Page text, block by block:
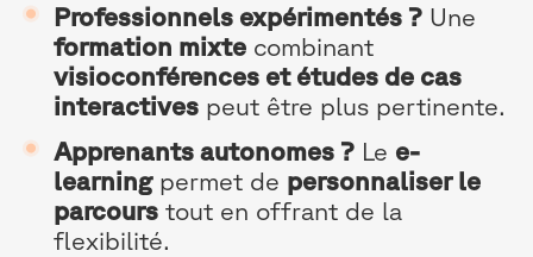
Professionnels expérimentés ?Une
formation mixtecombinant
visioconférences et études de cas
interactivespeut être plus pertinente.
Apprenants autonomes ?Le e-
learningpermet de personnaliser le
parcourstout en offrant de la
flexibilité.